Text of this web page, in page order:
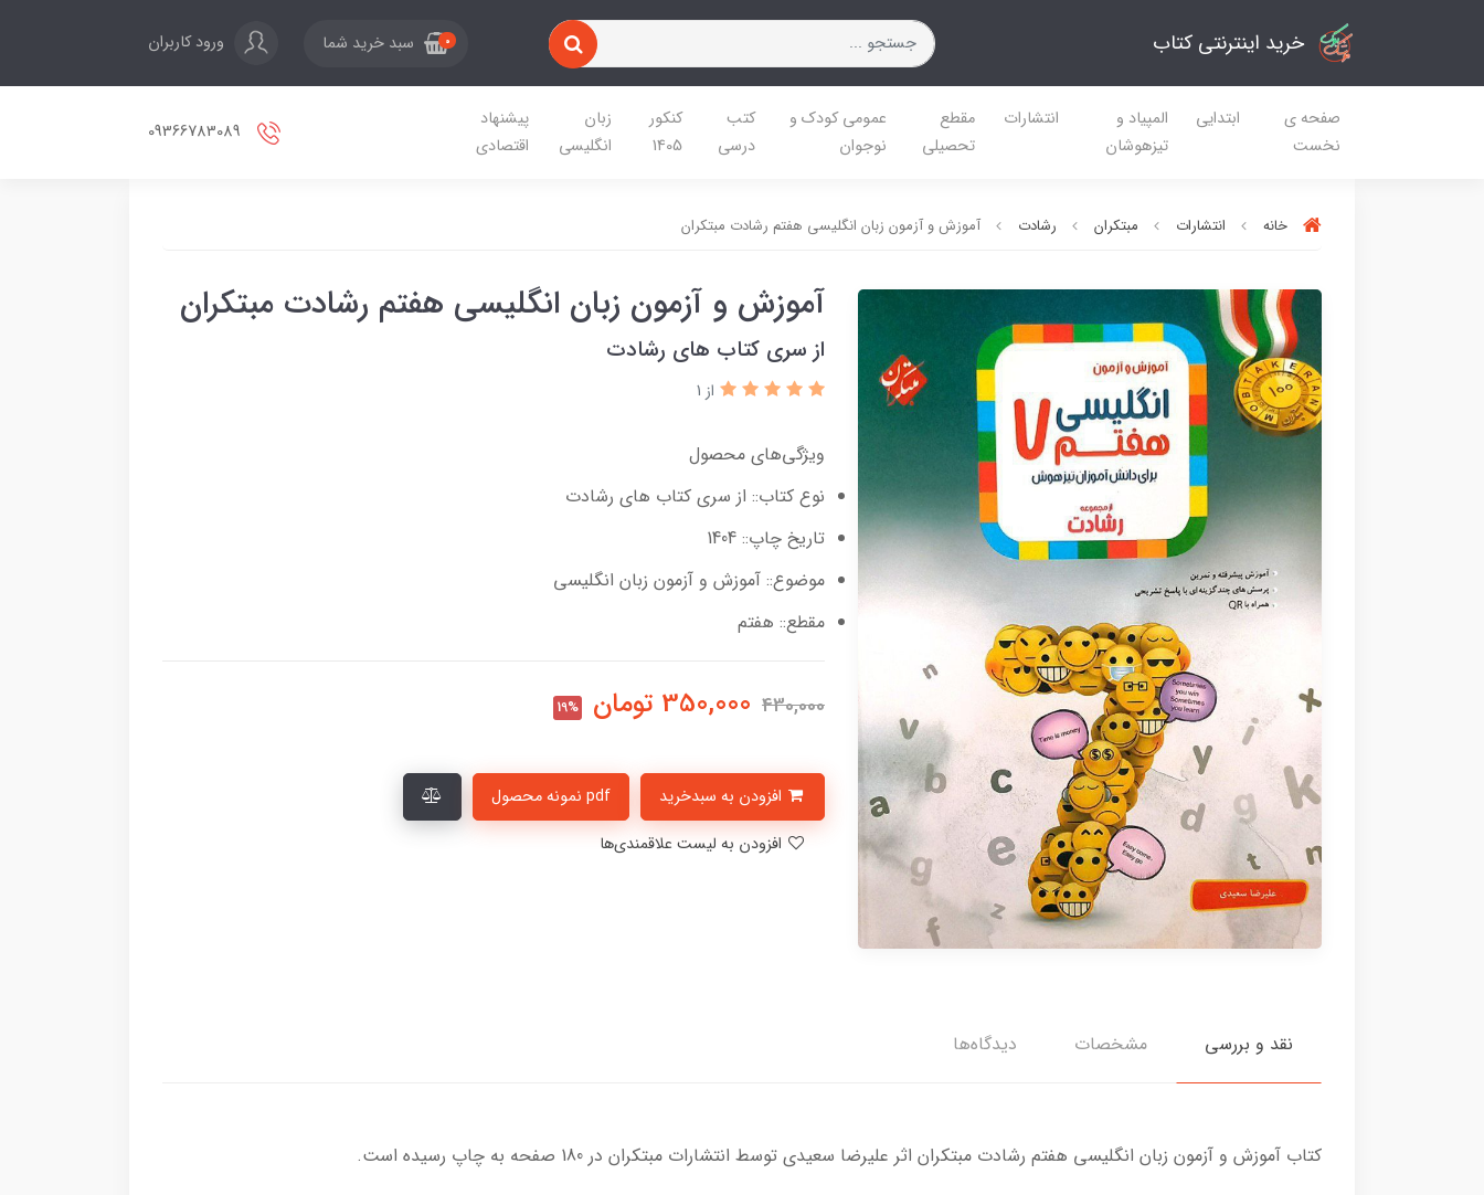
خرید اینترنتی کتاب 0 سبد خرید شما ورود کاربران
صفحه ی
نخست
ابتدایی
المپیاد و
تیزهوشان
انتشارات
مقطع
تحصیلی
عمومی کودک و
نوجوان
کتب
درسی
کنکور
1405
زبان
انگلیسی
پیشنهاد
اقتصادی
خانه انتشارات مبتکران رشادت آموزش و آزمون زبان انگلیسی هفتم رشادت مبتکران
آموزش و آزمون زبان انگلیسی هفتم رشادت مبتکران
از سری کتاب های رشادت
از 1
ویژگی‌های محصول
نوع کتاب:: از سری کتاب های رشادت
تاریخ چاپ:: 1404
موضوع:: آموزش و آزمون زبان انگلیسی
مقطع:: هفتم
430,000
350,000 تومان 19%
pdf نمونه محصول
نقد و بررسی مشخصات دیدگاه‌ها
کتاب آموزش و آزمون زبان انگلیسی هفتم رشادت مبتکران اثر علیرضا سعیدی توسط انتشارات مبتکران در 180 صفحه به چاپ رسیده است.